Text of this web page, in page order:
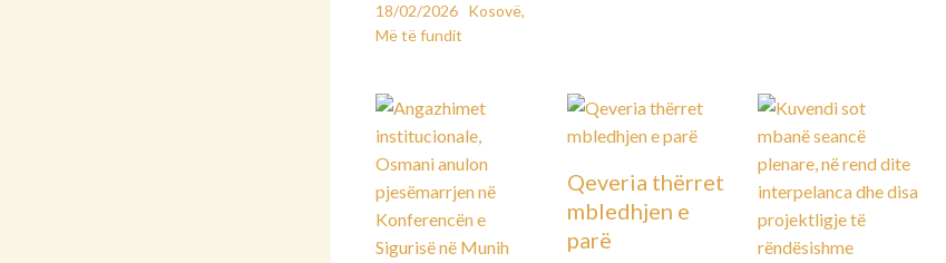
18/02/2026 Kosovë,
Më të fundit
Qeveria thërret
mbledhjen e
parë